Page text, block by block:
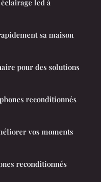
led à
sa maison
pour des solutions
reconditionnés
vos moments
reconditionnés